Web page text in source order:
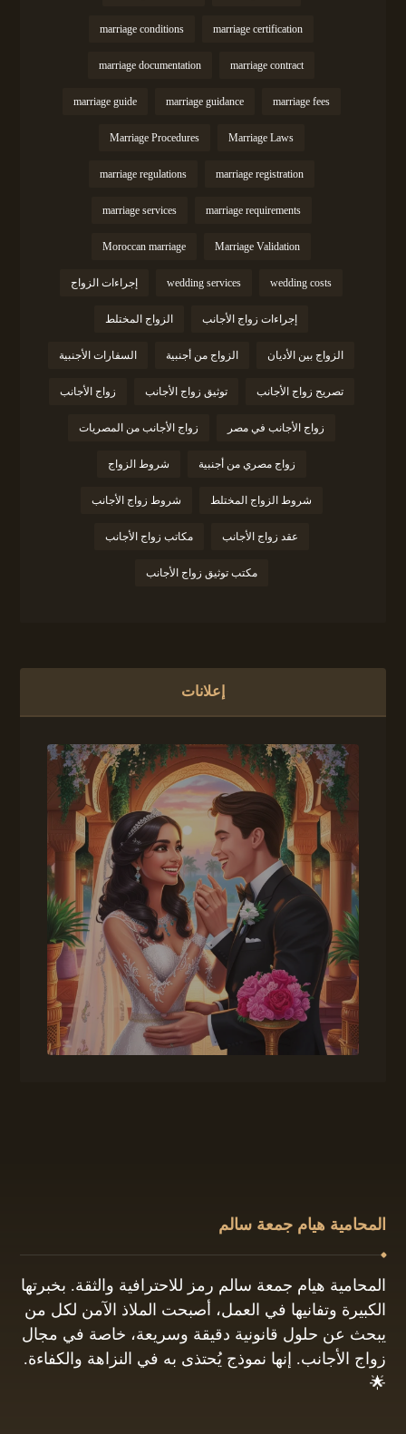
marriage certification
marriage conditions
marriage contract
marriage documentation
marriage fees
marriage guidance
marriage guide
Marriage Laws
Marriage Procedures
marriage registration
marriage regulations
marriage requirements
marriage services
Marriage Validation
Moroccan marriage
wedding costs
wedding services إجراءات الزواج
إجراءات زواج الأجانب الزواج المختلط
الزواج بين الأديان الزواج من أجنبية السفارات الأجنبية
تصريح زواج الأجانب توثيق زواج الأجانب زواج الأجانب
زواج الأجانب في مصر زواج الأجانب من المصريات
زواج مصري من أجنبية شروط الزواج
شروط الزواج المختلط شروط زواج الأجانب
عقد زواج الأجانب مكاتب زواج الأجانب
مكتب توثيق زواج الأجانب
إعلانات
المحامية هيام جمعة سالم
المحامية هيام جمعة سالم رمز للاحترافية والثقة. بخبرتها
الكبيرة وتفانيها في العمل، أصبحت الملاذ الآمن لكل من
يبحث عن حلول قانونية دقيقة وسريعة، خاصة في مجال
زواج الأجانب. إنها نموذج يُحتذى به في النزاهة والكفاءة.
🌟